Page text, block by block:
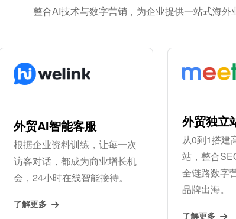
整合AI技术与数字营销，为企业提供一站式海外
外贸AI智能客服
根据企业资料训练，让每一次
访客对话，都成为商业增长机
会，24小时在线智能接待。
了解更多
外贸独立
从0到1搭建
站，整合
全链路数字
品牌出海。
了解更多